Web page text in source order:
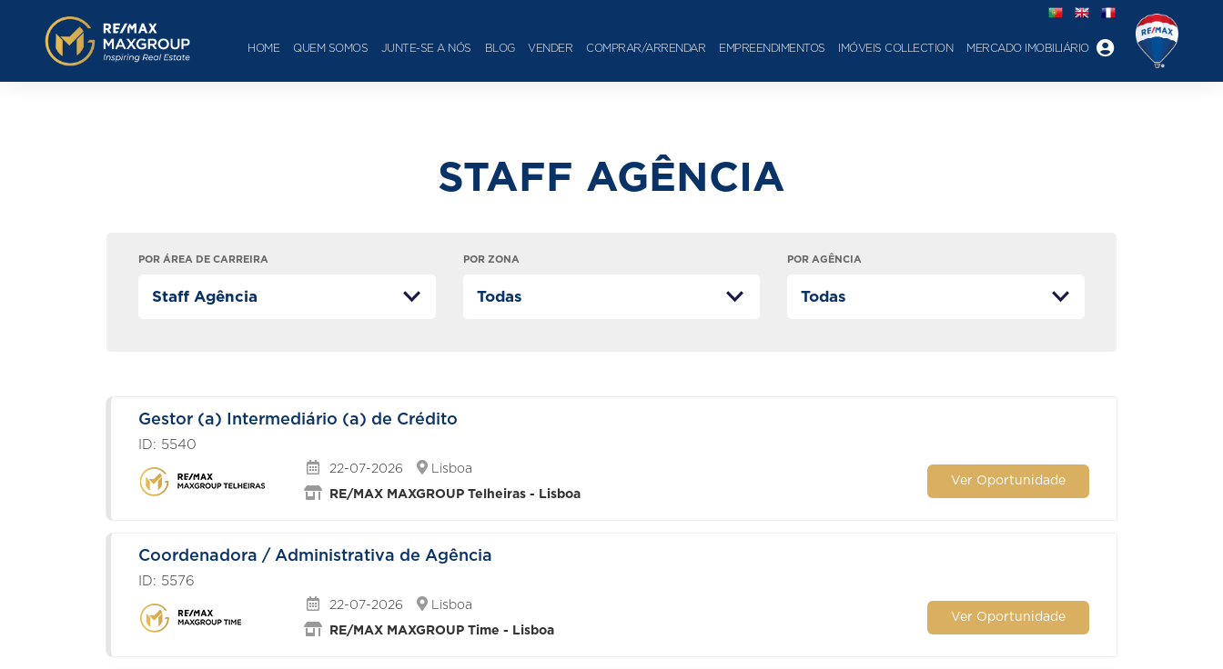
HOME QUEM SOMOS JUNTE-SE A NÓS BLOG VENDER COMPRAR/ARRENDAR EMPREENDIMENTOS IMÓVEIS COLLECTION MERCADO IMOBILIÁRIO
STAFF AGÊNCIA
POR ÁREA DE CARREIRA POR ZONA POR AGÊNCIA
Gestor (a) Intermediário (a) de Crédito
ID: 5540
22-07-2026
Lisboa
RE/MAX MAXGROUP Telheiras - Lisboa
Ver Oportunidade
Coordenadora / Administrativa de Agência
ID: 5576
22-07-2026
Lisboa
RE/MAX MAXGROUP Time - Lisboa
Ver Oportunidade